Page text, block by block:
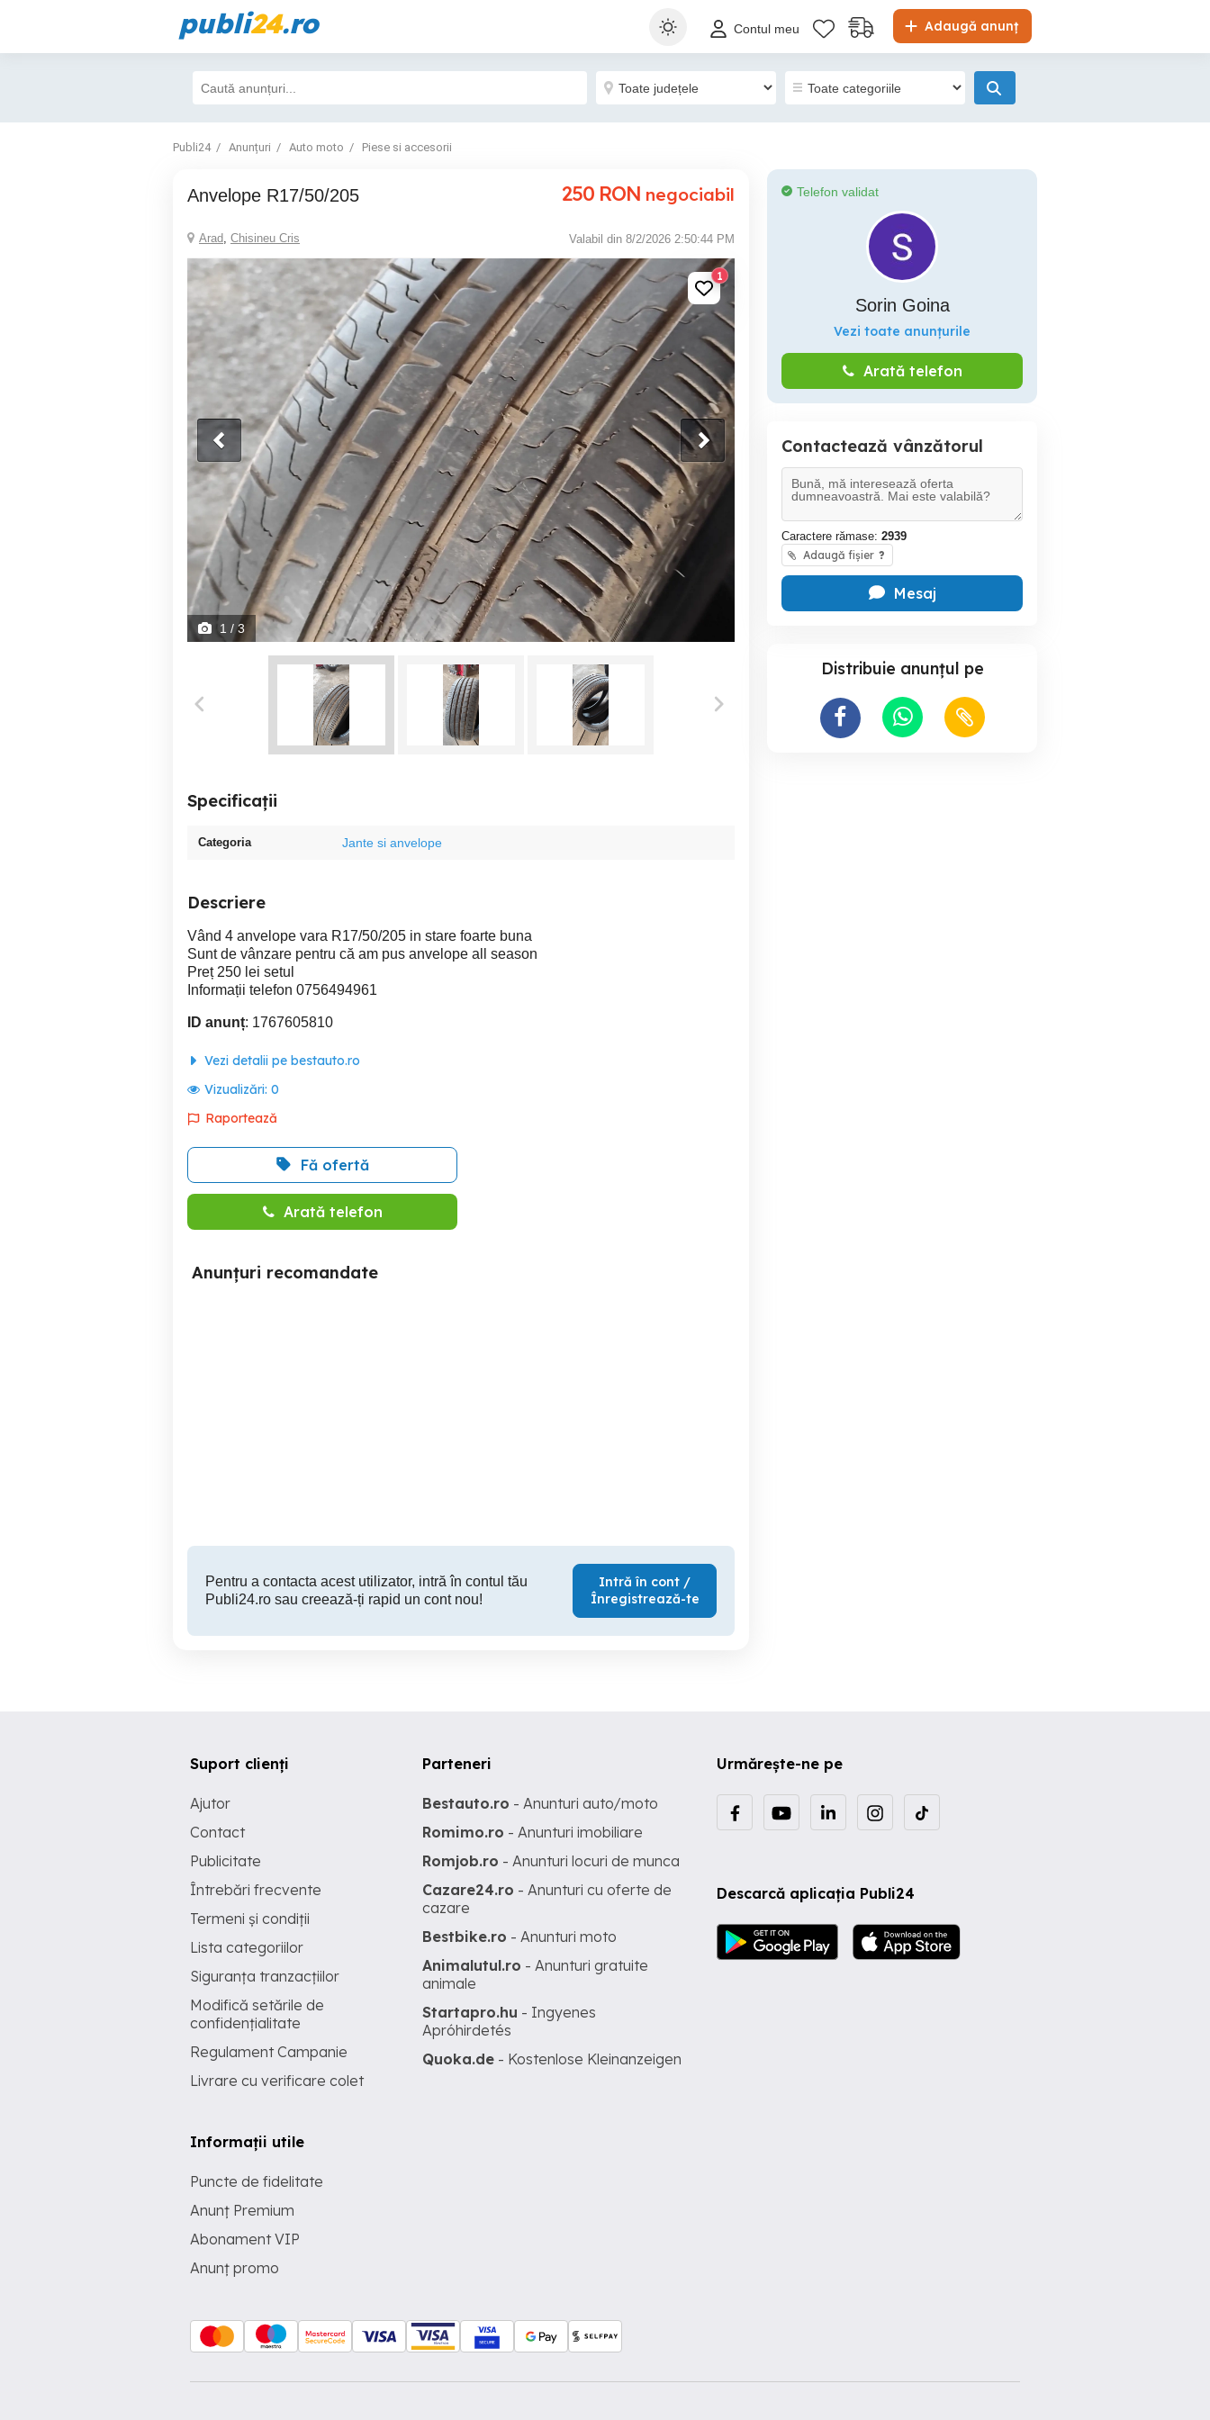
publi24.ro Adaugă anunț
Contul meu
Publi24 Anunțuri Auto moto Piese si accesorii
Anvelope R17/50/205 250 RON negociabil
Arad, Chisineu Cris Valabil din 8/2/2026 2:50:44 PM
1
1 / 3
Specificații
Categoria Jante si anvelope
Descriere
Vând 4 anvelope vara R17/50/205 in stare foarte buna
Sunt de vânzare pentru că am pus anvelope all season
Preț 250 lei setul
Informații telefon 0756494961
ID anunț: 1767605810
Vezi detalii pe bestauto.ro
Vizualizări: 0
Raportează
Fă ofertă
Arată telefon
Anunțuri recomandate
Pentru a contacta acest utilizator, intră în contul tău
Publi24.ro sau creează-ți rapid un cont nou!
Intră în cont /
Înregistrează-te
Telefon validat
Sorin Goina
Vezi toate anunțurile
Arată telefon
Contactează vânzătorul
Caractere rămase: 2939
Adaugă fișier ?
Mesaj
Distribuie anunțul pe
Urmărește-ne pe
Descarcă aplicația Publi24
Suport clienți
Ajutor
Contact
Publicitate
Întrebări frecvente
Termeni și condiții
Lista categoriilor
Siguranța tranzacțiilor
Modifică setările de
confidențialitate
Regulament Campanie
Livrare cu verificare colet
Informații utile
Puncte de fidelitate
Anunț Premium
Abonament VIP
Anunț promo
Parteneri
Bestauto.ro - Anunturi auto/moto
Romimo.ro - Anunturi imobiliare
Romjob.ro - Anunturi locuri de munca
Cazare24.ro - Anunturi cu oferte de
cazare
Bestbike.ro - Anunturi moto
Animalutul.ro - Anunturi gratuite
animale
Startapro.hu - Ingyenes
Apróhirdetés
Quoka.de - Kostenlose Kleinanzeigen